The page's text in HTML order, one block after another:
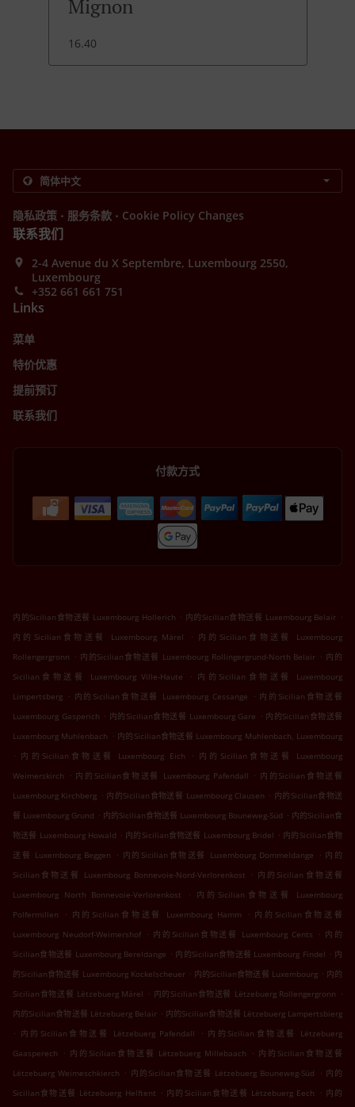
Mignon
16.40
隐私政策 . 服务条款 . Cookie Policy Changes
联系我们
2-4 Avenue du X Septembre, Luxembourg 2550,
Luxembourg
+352 661 661 751
Links
菜单
特价优惠
提前预订
联系我们
付款方式
内的Sicilian食物送餐 Luxembourg Hollerich . 内的Sicilian食物送餐 Luxembourg Belair .
内的Sicilian食物送餐 Luxembourg Märel
. 内的Sicilian食物送餐 Luxembourg
Rollengergronn . 内的Sicilian食物送餐 Luxembourg Rollingergrund-North Belair . 内的
Sicilian食物送餐 Luxembourg Ville-Haute
. 内的Sicilian食物送餐 Luxembourg
Limpertsberg . 内的Sicilian食物送餐 Luxembourg Cessange . 内的Sicilian食物送餐
Luxembourg Gasperich . 内的Sicilian食物送餐 Luxembourg Gare . 内的Sicilian食物送餐
Luxembourg Muhlenbach . 内的Sicilian食物送餐 Luxembourg Muhlenbach, Luxembourg
. 内的Sicilian食物送餐 Luxembourg Eich . 内的Sicilian食物送餐 Luxembourg
Weimerskirch
. 内的Sicilian食物送餐 Luxembourg Pafendall . 内的Sicilian食物送餐
Luxembourg Kirchberg . 内的Sicilian食物送餐 Luxembourg Clausen . 内的Sicilian食物送
餐 Luxembourg Grund . 内的Sicilian食物送餐 Luxembourg Bouneweg-Süd . 内的Sicilian食
物送餐 Luxembourg Howald . 内的Sicilian食物送餐 Luxembourg Bridel . 内的Sicilian食物
送餐 Luxembourg Beggen
. 内的Sicilian食物送餐 Luxembourg Dommeldange . 内的
Sicilian食物送餐 Luxembourg Bonnevoie-Nord-Verlorenkost
. 内的Sicilian食物送餐
Luxembourg North Bonnevoie-Verlorenkost
.
内的Sicilian食物送餐 Luxembourg
Polfermillen
. 内的Sicilian食物送餐 Luxembourg Hamm . 内的Sicilian食物送餐
Luxembourg Neudorf-Weimershof . 内的Sicilian食物送餐 Luxembourg Cents . 内的
Sicilian食物送餐 Luxembourg Bereldange . 内的Sicilian食物送餐 Luxembourg Findel . 内
的Sicilian食物送餐 Luxembourg Kockelscheuer . 内的Sicilian食物送餐 Luxembourg . 内的
Sicilian食物送餐 Lëtzebuerg Märel . 内的Sicilian食物送餐 Lëtzebuerg Rollengergronn .
内的Sicilian食物送餐 Lëtzebuerg Belair . 内的Sicilian食物送餐 Lëtzebuerg Lampertsbierg
. 内的Sicilian食物送餐 Lëtzebuerg Pafendall . 内的Sicilian食物送餐 Lëtzebuerg
Gaasperech
. 内的Sicilian食物送餐 Lëtzebuerg Millebaach . 内的Sicilian食物送餐
Lëtzebuerg Weimeschkierch . 内的Sicilian食物送餐 Lëtzebuerg Bouneweg-Süd . 内的
Sicilian食物送餐 Lëtzebuerg Helftent . 内的Sicilian食物送餐 Lëtzebuerg Eech . 内的